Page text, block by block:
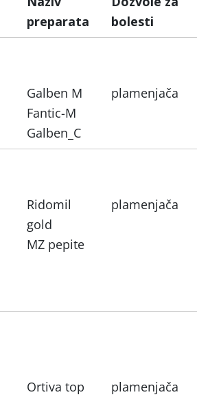
preparata
bolesti
Galben M
Fantic-M
Galben_C
plamenjača
Ridomil
gold
MZ pepite
plamenjača
Ortiva top
plamenjača